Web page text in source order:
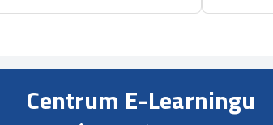
Centrum E-Learningu